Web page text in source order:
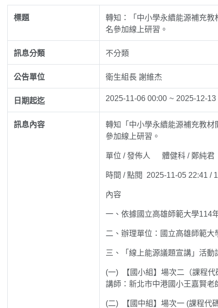
標題
轉知：「中小學永續能源補充
名參加線上研習。
訊息分類 不分類
公告單位 衛生組長 謝維杰
日期起迄 2025-11-06 00:00 ~ 2025-12-13
訊息內容
轉知「中小學永續能源補充教
參加線上研習。
單位 / 發佈人 體健科 / 鄭純君
時間 / 點閱 2025-11-05 22:41 /
內容
一、依據國立高雄師範大學114
二、辦理單位：國立高雄師範大
三、「線上能源議題宣講」活
(一) 【國小組】場次二（課程
講師：新北市中港國小王嘉賢
(二) 【國中組】場次一 (課程代